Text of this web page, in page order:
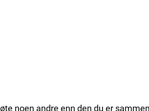
noen andre enn den du er